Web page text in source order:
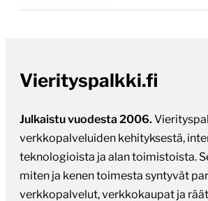
Vierityspalkki.fi
Julkaistu vuodesta 2006.
verkkopalveluiden kehityksestä,
teknologioista ja alan toimistoista.
miten ja kenen toimesta syntyvät
verkkopalvelut, verkkokaupat ja